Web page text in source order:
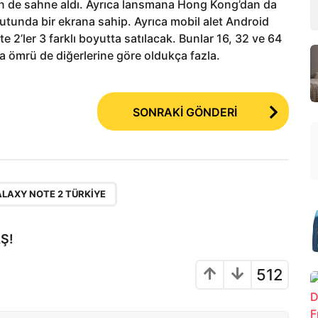
sahne aldı. Ayrıca lansmana Hong Kong’dan da
bir ekrana sahip. Ayrıca mobil alet Android
3 farklı boyutta satılacak. Bunlar 16, 32 ve 64
ömrü de diğerlerine göre oldukça fazla.
SONRAKİ GÖNDERİ
NOTE 2 TÜRKIYE
512